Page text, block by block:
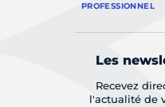
PROFESSIONNEL
Les
Recevez
l'actualité de